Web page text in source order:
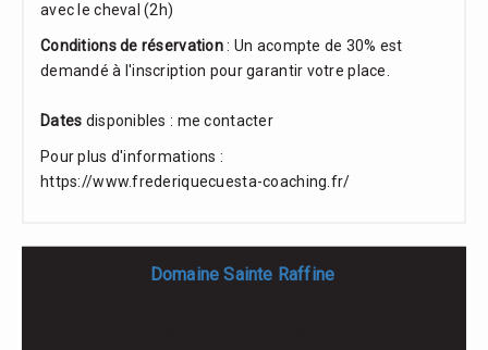
avec le cheval (2h)
Conditions de réservation: Un acompte de 30% est
demandé à l'inscription pour garantir votre place.
Dates disponibles : me contacter
Pour plus d'informations :
https://www.frederiquecuesta-coaching.fr/
Domaine Sainte Raffine